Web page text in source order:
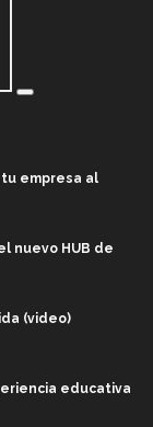
empresa al
nuevo HUB de
(video)
educativa